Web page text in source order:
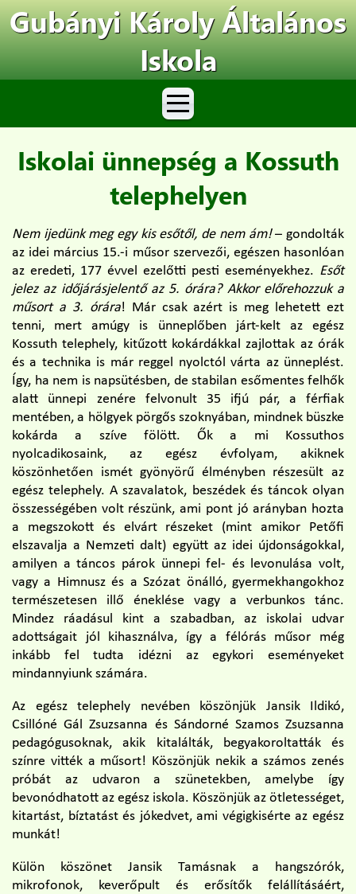
Gubányi Károly Általános
Iskola
Iskolai ünnepség a Kossuth
telephelyen
Nem ijedünk meg egy kis esőtől, de nem ám!– gondolták
az idei március 15.-i műsor szervezői, egészen hasonlóan
az eredeti, 177 évvel ezelőtti pesti eseményekhez. Esőt
jelez az időjárásjelentő az 5. órára? Akkor előrehozzuk a
műsort a 3. órára! Már csak azért is meg lehetett ezt
tenni, mert amúgy is ünneplőben járt-kelt az egész
Kossuth telephely, kitűzott kokárdákkal zajlottak az órák
és a technika is már reggel nyolctól várta az ünneplést.
Így, ha nem is napsütésben, de stabilan esőmentes felhők
alatt ünnepi zenére felvonult 35 ifjú pár, a férfiak
mentében, a hölgyek pörgős szoknyában, mindnek büszke
kokárda a szíve fölött. Ők a mi Kossuthos
nyolcadikosaink, az egész évfolyam, akiknek
köszönhetően ismét gyönyörű élményben részesült az
egész telephely. A szavalatok, beszédek és táncok olyan
összességében volt részünk, ami pont jó arányban hozta
a megszokott és elvárt részeket (mint amikor Petőfi
elszavalja a Nemzeti dalt) együtt az idei újdonságokkal,
amilyen a táncos párok ünnepi fel- és levonulása volt,
vagy a Himnusz és a Szózat önálló, gyermekhangokhoz
természetesen illő éneklése vagy a verbunkos tánc.
Mindez ráadásul kint a szabadban, az iskolai udvar
adottságait jól kihasználva, így a félórás műsor még
inkább fel tudta idézni az egykori eseményeket
mindannyiunk számára.
Az egész telephely nevében köszönjük Jansik Ildikó,
Csillóné Gál Zsuzsanna és Sándorné Szamos Zsuzsanna
pedagógusoknak, akik kitalálták, begyakoroltatták és
színre vitték a műsort! Köszönjük nekik a számos zenés
próbát az udvaron a szünetekben, amelybe így
bevonódhatott az egész iskola. Köszönjük az ötletességet,
kitartást, bíztatást és jókedvet, ami végigkisérte az egész
munkát!
Külön köszönet Jansik Tamásnak a hangszórók,
mikrofonok, keverőpult és erősítők felállításáért,